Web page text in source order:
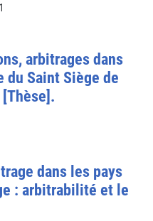
arbitrages dans
du Saint Siège de
dans les pays
: arbitrabilité et le